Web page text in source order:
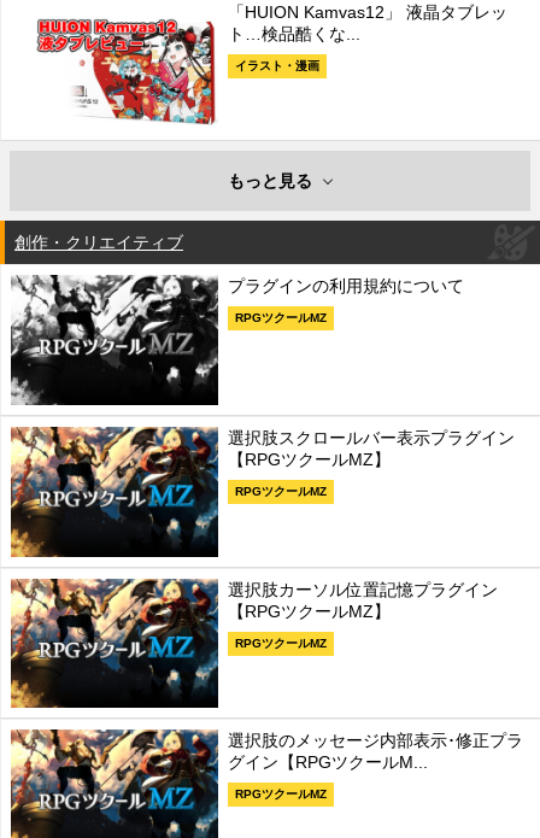
「HUION Kamvas12」 液晶タブレッ
ト…検品酷くな...
イラスト・漫画
もっと見る
創作・クリエイティブ
プラグインの利用規約について
RPGツクールMZ
選択肢スクロールバー表示プラグイン
【RPGツクールMZ】
RPGツクールMZ
選択肢カーソル位置記憶プラグイン
【RPGツクールMZ】
RPGツクールMZ
選択肢のメッセージ内部表示･修正プラ
グイン【RPGツクールM...
RPGツクールMZ